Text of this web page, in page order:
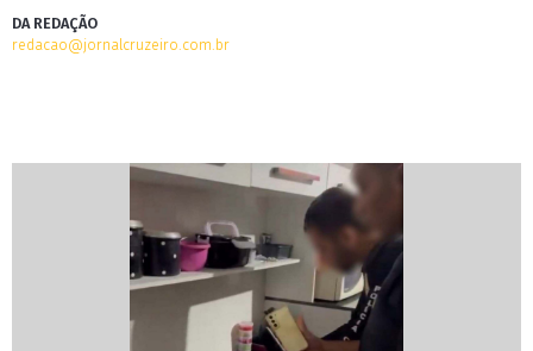
DA REDAÇÃO
redacao@jornalcruzeiro.com.br